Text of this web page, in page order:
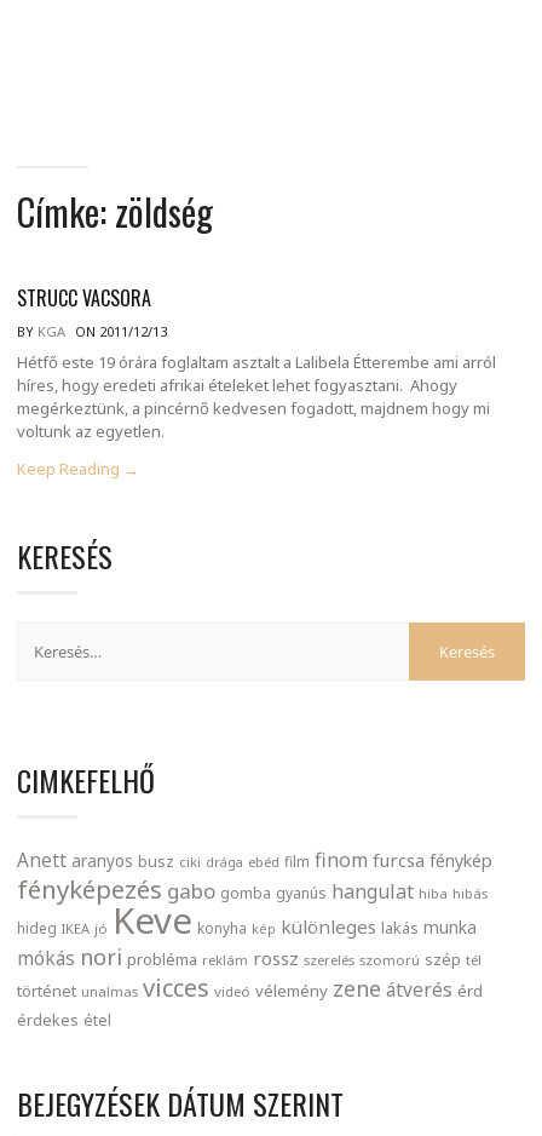
Címke:zöldség
STRUCC VACSORA
BY KGA ON 2011/12/13
Hétfő este 19 órára foglaltam asztalt a Lalibela Étterembe ami arról
híres, hogy eredeti afrikai ételeket lehet fogyasztani. Ahogy
megérkeztünk, a pincérnő kedvesen fogadott, majdnem hogy mi
voltunk az egyetlen.
Keep Reading →
KERESÉS
CIMKEFELHŐ
Anett aranyos busz ciki drága ebéd film finom furcsa fénykép
fényképezés gabo gomba gyanús hangulat hiba hibás
hideg IKEA jó Keve konyha kép különleges lakás munka
mókás nori probléma reklám rossz szerelés szomorú szép tél
történet unalmas vicces videó vélemény zene átverés érd
érdekes étel
BEJEGYZÉSEK DÁTUM SZERINT